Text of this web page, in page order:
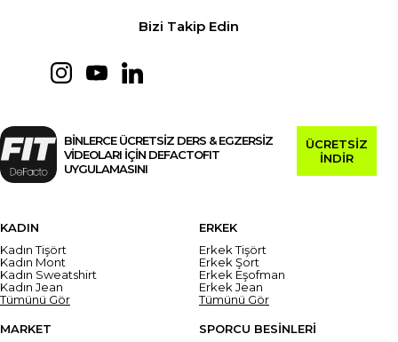
Bizi Takip Edin
BİNLERCE ÜCRETSİZ DERS & EGZERSİZ
VİDEOLARI İÇİN DEFACTOFIT
UYGULAMASINI
ÜCRETSİZ
İNDİR
KADIN
Kadın Tişört
Kadın Mont
Kadın Sweatshirt
Kadın Jean
Tümünü Gör
ERKEK
Erkek Tişört
Erkek Şort
Erkek Eşofman
Erkek Jean
Tümünü Gör
MARKET
SPORCU BESİNLERİ